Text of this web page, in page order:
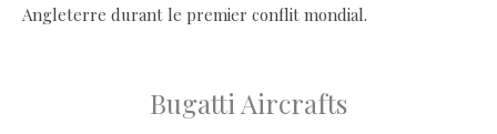
Angleterre durant le premier conflit mondial.
Bugatti Aircrafts